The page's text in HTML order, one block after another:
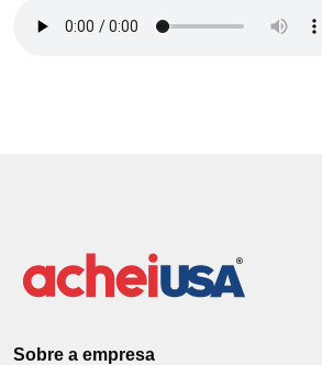
Sobre a empresa